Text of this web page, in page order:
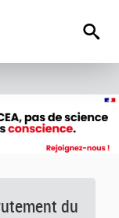
du